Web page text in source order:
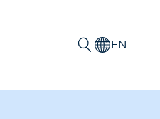
ZoekenEN